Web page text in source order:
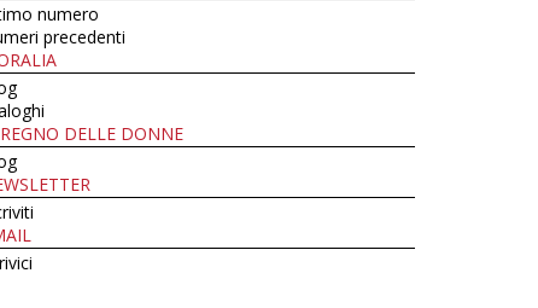
numero
precedenti
DELLE DONNE